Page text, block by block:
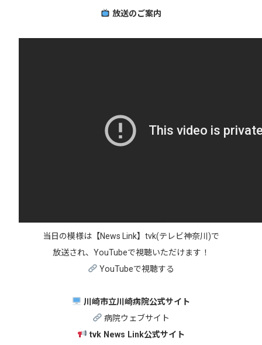
放送のご案内
当日の模様は【News Link】tvk(テレビ神奈川)で
放送され、YouTubeで視聴いただけます！
YouTubeで視聴する
川崎市立川崎病院公式サイト
病院ウェブサイト
tvk News Link公式サイト